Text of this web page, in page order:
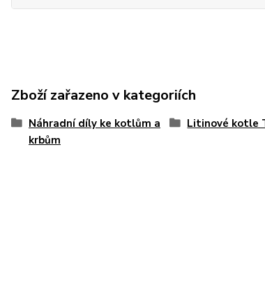
Zboží zařazeno v kategoriích
Náhradní díly ke kotlům a
krbům
Litinové kotle